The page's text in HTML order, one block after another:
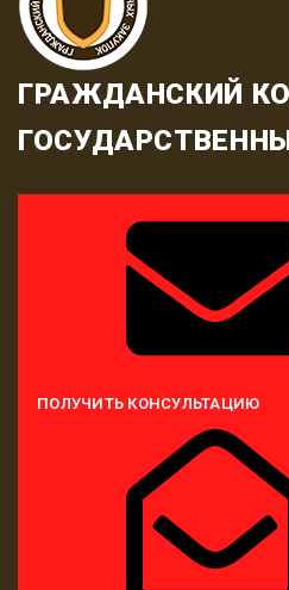
ГРАЖДАНСКИЙ
ПОЛУЧИТЬ КОНСУЛЬТАЦИЮ